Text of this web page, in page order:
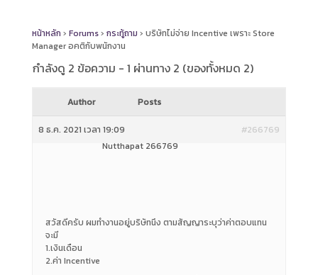
หน้าหลัก › Forums› กระทู้ถาม › บริษัทไม่จ่าย Incentive เพราะ Store
Manager อคติกับพนักงาน
กำลังดู 2 ข้อความ - 1 ผ่านทาง 2 (ของทั้งหมด 2)
Author Posts
8 ธ.ค. 2021 เวลา 19:09
#266769
Nutthapat 266769
สวัสดีครับ ผมทำงานอยู่บริษัทนึง ตามสัญญาระบุว่าค่าตอบแทน
จะมี
1.เงินเดือน
2.ค่า Incentive